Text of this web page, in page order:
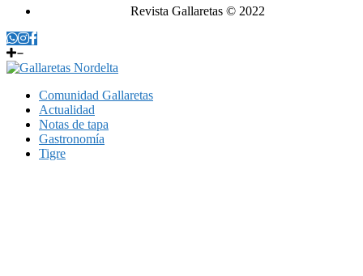
Revista Gallaretas © 2022
Comunidad Gallaretas
Actualidad
Notas de tapa
Gastronomía
Tigre